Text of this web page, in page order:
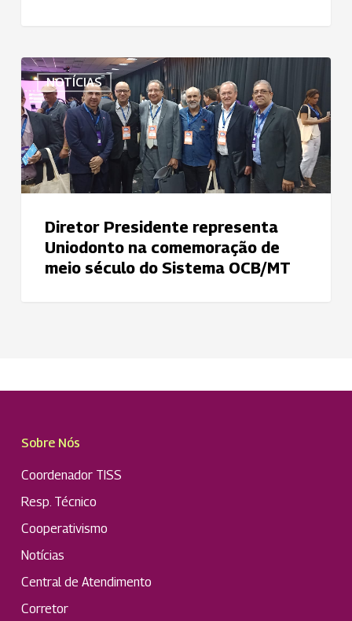
NOTÍCIAS
Diretor
Presidente
representa
Uniodonto
na
comemoração
de
século
Sistema
Diretor Presidente representa
Uniodonto na comemoração de
meio século do Sistema OCB/MT
Sobre Nós
Coordenador TISS
Resp. Técnico
Cooperativismo
Notícias
Central de Atendimento
Corretor